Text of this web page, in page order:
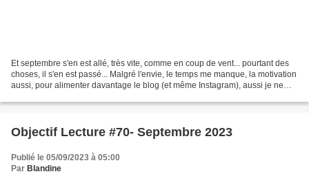
Et septembre s'en est allé, très vite, comme en coup de vent... pourtant des
choses, il s'en est passé... Malgré l'envie, le temps me manque, la motivation
aussi, pour alimenter davantage le blog (et même Instagram), aussi je ne
Objectif Lecture #70- Septembre 2023
Publié le 05/09/2023 à 05:00
Par Blandine